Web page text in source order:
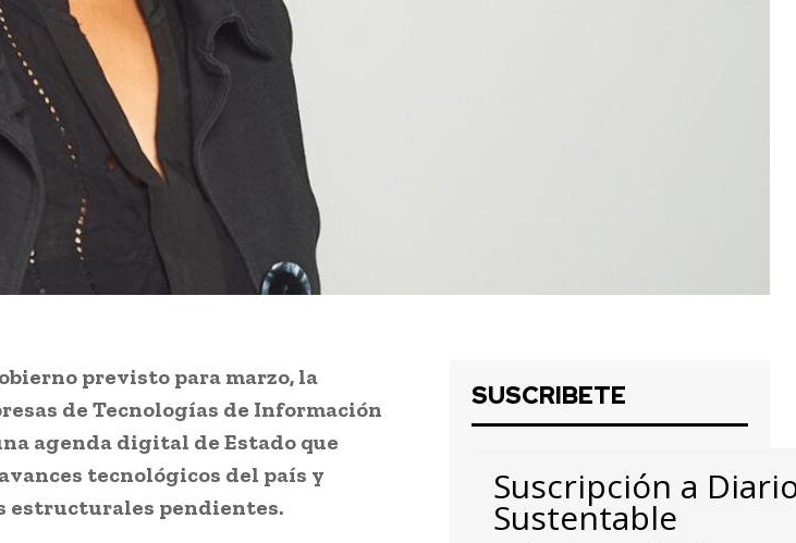
previsto para marzo, la
de Tecnologías de Información
agenda digital de Estado que
tecnológicos del país y
estructurales pendientes.
SUSCRIBETE
Suscripción a
Sustentable